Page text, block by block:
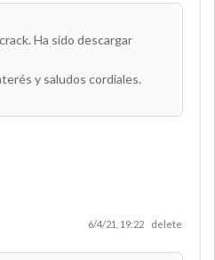
Ha sido descargar
y saludos cordiales.
6/4/21, 19:22 delete